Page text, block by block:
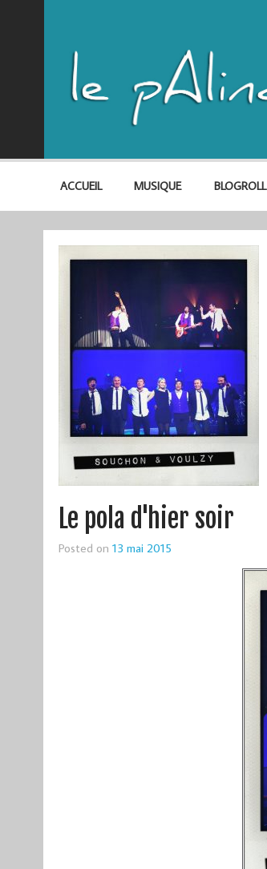
ACCUEIL MUSIQUE BLOGROLL
Le pola d'hier soir
Posted on 13 mai 2015